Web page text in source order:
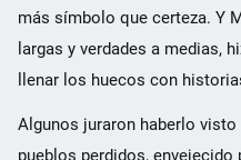
más símbolo que certeza. Y
largas y verdades a medias,
llenar los huecos con
Algunos juraron haberlo
pueblos perdidos,